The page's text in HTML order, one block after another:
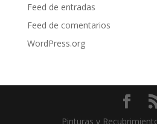
Feed de entradas
Feed de comentarios
WordPress.org
Pinturas y